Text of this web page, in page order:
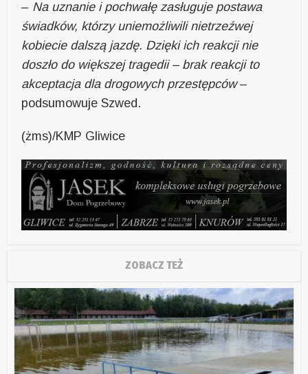
– Na uznanie i pochwałę zasługuje postawa
świadków, którzy uniemożliwili nietrzeźwej
kobiecie dalszą jazdę. Dzięki ich reakcji nie
doszło do większej tragedii – brak reakcji to
akceptacja dla drogowych przestępców–
podsumowuje Szwed.
(żms)/KMP Gliwice
ZOBACZ TEŻ